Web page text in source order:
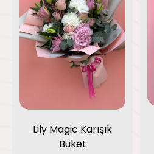
Lily Magic Karışık
Buket